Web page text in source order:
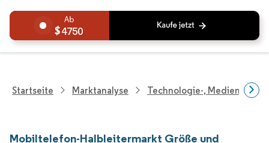
4750
Startseite Marktanalyse Technologie-, Medien- Und
Mobiltelefon-Halbleitermarkt Größe und